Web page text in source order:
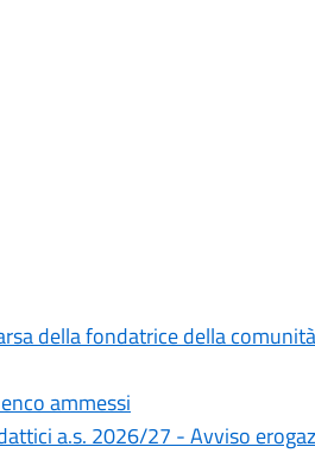
della fondatrice della
ammessi
a.s. 2026/27 - Avviso